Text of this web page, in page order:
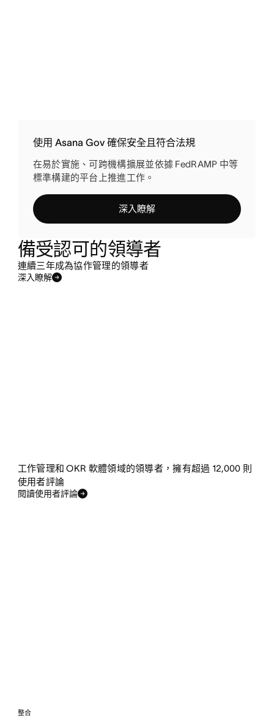
使用 Asana Gov 確保安全且符合法規
在易於實施、可跨機構擴展並依據 FedRAMP 中等
標準構建的平台上推進工作。
深入瞭解
備受認可的領導者
連續三年成為協作管理的領導者
深入瞭解
工作管理和 OKR 軟體領域的領導者，擁有超過 12,000 則
使用者評論
閱讀使用者評論
整合